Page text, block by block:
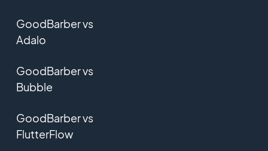
GoodBarber vs
Adalo
GoodBarber vs
Bubble
GoodBarber vs
FlutterFlow